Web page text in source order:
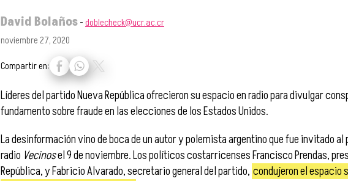
David Bolaños-doblecheck@ucr.ac.cr
noviembre 27, 2020
Compartir en:
Líderes del partido Nueva República ofrecieron su espacio en radio para divulgar
fundamento sobre fraude en las elecciones de los Estados Unidos.
La desinformación vino de boca de un autor y polemista argentino que fue invitado al
radio Vecinosel 9 de noviembre. Los políticos costarricenses Francisco Prendas,
República, y Fabricio Alvarado, secretario general del partido, condujeron el espacio